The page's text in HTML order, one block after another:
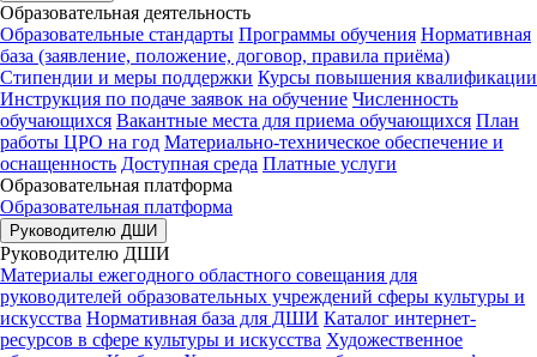
Образовательная деятельность
Образовательные стандарты Программы обучения Нормативная
база (заявление, положение, договор, правила приёма)
Стипендии и меры поддержки Курсы повышения квалификации
Инструкция по подаче заявок на обучение Численность
обучающихся Вакантные места для приема обучающихся План
работы ЦРО на год Материально-техническое обеспечение и
оснащенность Доступная среда Платные услуги
Образовательная платформа
Образовательная платформа
Руководителю ДШИ
Руководителю ДШИ
Материалы ежегодного областного совещания для
руководителей образовательных учреждений сферы культуры и
искусства Нормативная база для ДШИ Каталог интернет-
ресурсов в сфере культуры и искусства Художественное